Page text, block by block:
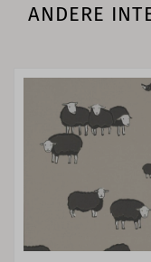
ANDERE